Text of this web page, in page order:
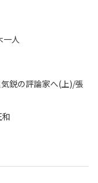
一人
気鋭の評論家へ(上)/張